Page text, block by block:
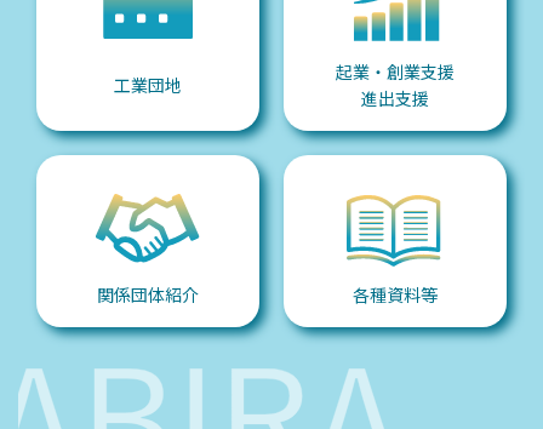
工業団地
起業・創業支援
進出支援
関係団体紹介 各種資料等